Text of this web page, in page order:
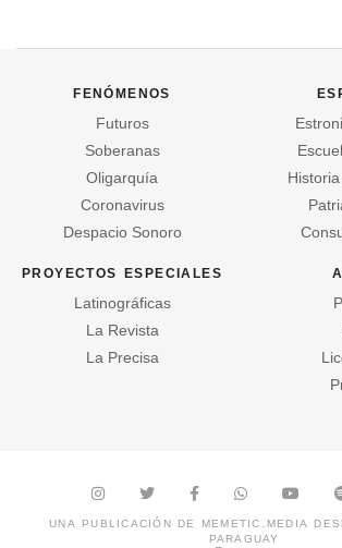
fenómenos
Futuros
Soberanas
Oligarquía
Coronavirus
Despacio Sonoro
proyectos especiales
Latinográficas
La Revista
La Precisa
una publicación de memetic.media
paraguay